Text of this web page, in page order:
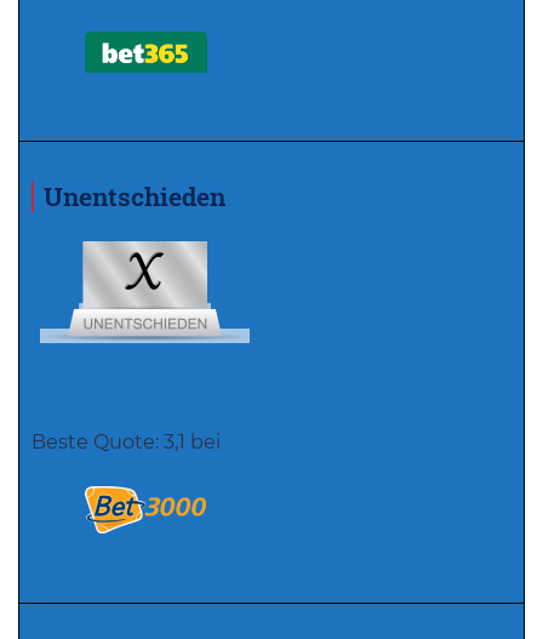
Unentschieden
Beste Quote: 3,1 bei